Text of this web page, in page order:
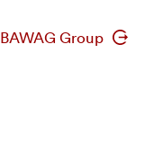
BAWAG Group